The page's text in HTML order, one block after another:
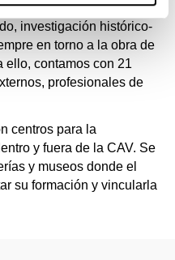
la visión
investigación histórico-
en torno a la obra de
ello, contamos con 21
profesionales de
centros para la
y fuera de la CAV. Se
y museos donde el
su formación y vincularla